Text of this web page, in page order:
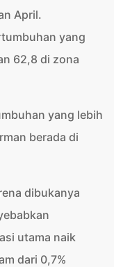
April.
yang
62,8 di zona
yang lebih
berada di
dibukanya
utama naik
dari 0,7%